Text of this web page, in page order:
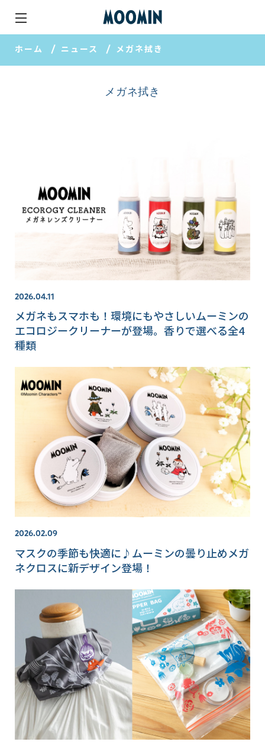
ホーム ニュース メガネ拭き
メガネ拭き
2026.04.11
メガネもスマホも！環境にもやさしいムーミンの
エコロジークリーナーが登場。香りで選べる全4
種類
2026.02.09
マスクの季節も快適に♪ムーミンの曇り止めメガ
ネクロスに新デザイン登場！